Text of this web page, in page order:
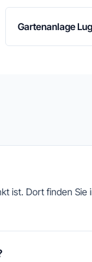
Gartenanlage
ist. Dort finden Sie